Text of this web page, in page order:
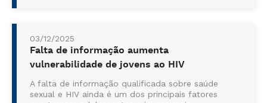
03/12/2025
Falta de informação aumenta
vulnerabilidade de jovens ao HIV
A falta de informação qualificada sobre saúde
sexual e HIV ainda é um dos principais fatores